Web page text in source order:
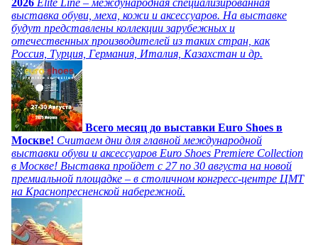
2026 Elite Line – международная специализированная
выставка обуви, меха, кожи и аксессуаров. На выставке
будут представлены коллекции зарубежных и
отечественных производителей из таких стран, как
Россия, Турция, Германия, Италия, Казахстан и др.
Всего месяц до выставки Euro Shoes в
Москве! Считаем дни для главной международной
выставки обуви и аксессуаров Euro Shoes Premiere Collection
в Москве! Выставка пройдет с 27 по 30 августа на новой
премиальной площадке – в столичном конгресс-центре ЦМТ
на Краснопресненской набережной.